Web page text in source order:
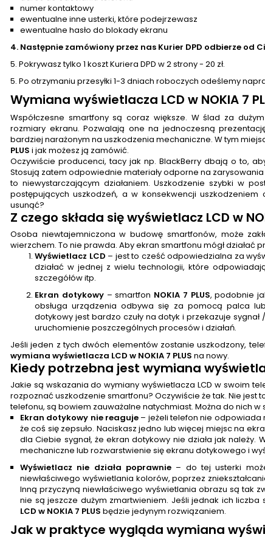
numer kontaktowy
ewentualne inne usterki, które podejrzewasz
ewentualne hasło do blokady ekranu
4. Następnie zamówiony przez nas Kurier DPD odbierze od
5. Pokrywasz tylko 1 koszt Kuriera DPD w 2 strony - 20 zł.
5. Po otrzymaniu przesyłki 1-3 dniach roboczych odeślemy
Wymiana wyświetlacza LCD w NOKIA 7
Współczesne smartfony są coraz większe. W ślad za
rozmiary ekranu. Pozwalają one na jednoczesną
bardziej narażonym na uszkodzenia mechaniczne. W tym
PLUS i jak możesz ją zamówić.
Oczywiście producenci, tacy jak np. BlackBerry dbają o to,
Stosują zatem odpowiednie materiały odporne na
to niewystarczającym działaniem. Uszkodzenie szybki w
postępujących uszkodzeń, a w konsekwencji
usunąć?
Z czego składa się wyświetlacz LCD w
Osoba niewtajemniczona w budowę smartfonów, może
wierzchem. To nie prawda. Aby ekran smartfonu mógł działać
Wyświetlacz LCD – jest to cześć odpowiedzialna za
działać w jednej z wielu technologii, które
szczegółów itp.
Ekran dotykowy– smartfon NOKIA 7 PLUS, podobnie
obsługa urządzenia odbywa się za pomocą palca
dotykowy jest bardzo czuły na dotyk i przekazuje
uruchomienie poszczególnych procesów i działań.
Jeśli jeden z tych dwóch elementów zostanie uszkodzony,
wymiana wyświetlacza LCD w NOKIA 7 PLUS na nowy.
Kiedy potrzebna jest wymiana
Jakie są wskazania do wymiany wyświetlacza LCD w swoim
rozpoznać uszkodzenie smartfonu? Oczywiście że tak. Nie
telefonu, są bowiem zauważalne natychmiast. Można do nich w
Ekran dotykowy nie reaguje – jeżeli telefon nie
że coś się zepsuło. Naciskasz jedno lub więcej miejsc na
dla Ciebie sygnał, że ekran dotykowy nie działa jak
mechaniczne lub rozwarstwienie się ekranu dotykowego i
Wyświetlacz nie działa poprawnie– do tej usterki
niewłaściwego wyświetlania kolorów, poprzez
Inną przyczyną niewłaściwego wyświetlania obrazu są tak
nie są jeszcze dużym zmartwieniem. Jeśli jednak ich liczba
LCD w NOKIA 7 PLUS będzie jedynym rozwiązaniem.
Jak w praktyce wygląda wymiana